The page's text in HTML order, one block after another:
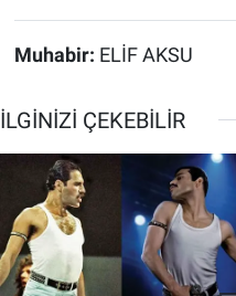
Muhabir: ELİF AKSU